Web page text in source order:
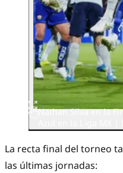
Nathan Silva en la
La recta final del torneo
las últimas jornadas: